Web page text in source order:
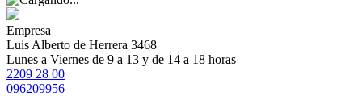
Empresa
Luis Alberto de Herrera 3468
Lunes a Viernes de 9 a 13 y de 14 a 18 horas
2209 28 00
096209956